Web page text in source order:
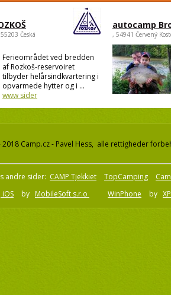
Česká
Ferieområdet ved bredden
af Rozkoš-reservoiret
tilbyder helårsindkvartering i
opvarmede hytter og i ...
www sider
autocamp
, 54941 Červený
Camp.cz - Pavel Hess, alle rettigheder
andre sider: CAMP Tjekkiet TopCamping
iOS by MobileSoft s.r.o WinPhone by